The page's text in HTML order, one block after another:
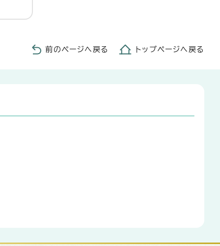
前のページへ戻る トップページへ戻る